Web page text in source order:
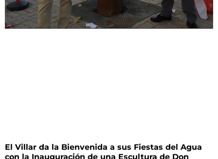
El Villar da la Bienvenida a sus Fiestas del Agua
con la Inauguración de una Escultura de Don